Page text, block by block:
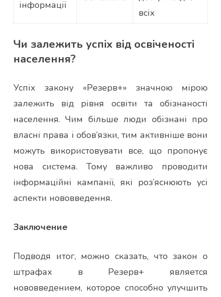
інформації
всіх
Чи залежить успіх від освіченості
населення?
Успіх закону «Резерв+» значною мірою
залежить від рівня освіти та обізнаності
населення. Чим більше люди обізнані про
власні права і обов’язки, тим активніше вони
можуть використовувати все, що пропонує
нова система. Тому важливо проводити
інформаційні кампанії, які роз’яснюють усі
аспекти нововведення.
Заключение
Подводя итог, можно сказать, что закон о
штрафах в Резерв+ является
нововведением, которое способно улучшить